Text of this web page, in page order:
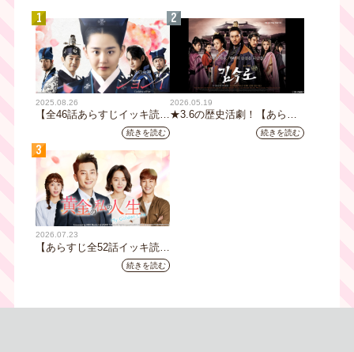
1
2025.08.26
【全46話あらすじイッキ読
み】韓国ドラマ『火の女神
ジョンイ』｜テレビ大阪 9
月11日（木）朝8時放送スタ
ート
続きを読む
2
2026.05.19
★3.6の歴史活劇！【あらす
じ全32話イッキ読み】韓国ド
ラマ『鉄の王 キム・スロ』
続きを読む
3
2026.07.23
【あらすじ全52話イッキ読
み】韓国ドラマ『黄金の私の
人生』｜テレビ大阪 月曜～
続きを読む